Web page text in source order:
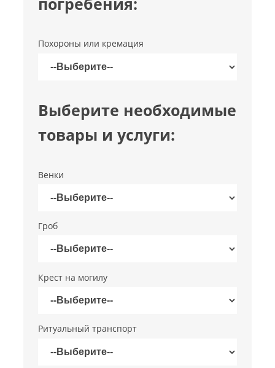
Похороны или кремация
Выберите необходимые
товары и услуги:
Венки
Гроб
Крест на могилу
Ритуальный транспорт